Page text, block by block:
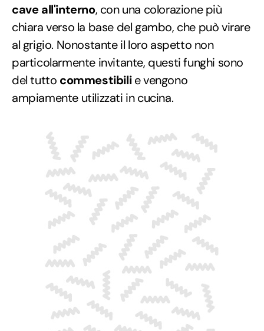
cave all'interno, con una colorazione più
chiara verso la base del gambo, che può virare
al grigio. Nonostante il loro aspetto non
particolarmente invitante, questi funghi sono
del tutto commestibilie vengono
ampiamente utilizzati in cucina.